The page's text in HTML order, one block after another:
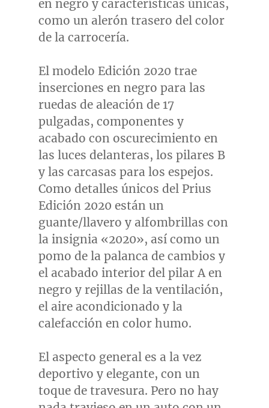
en negro y características únicas,
como un alerón trasero del color
de la carrocería.
El modelo Edición 2020 trae
inserciones en negro para las
ruedas de aleación de 17
pulgadas, componentes y
acabado con oscurecimiento en
las luces delanteras, los pilares B
y las carcasas para los espejos.
Como detalles únicos del Prius
Edición 2020 están un
guante/llavero y alfombrillas con
la insignia «2020», así como un
pomo de la palanca de cambios y
el acabado interior del pilar A en
negro y rejillas de la ventilación,
el aire acondicionado y la
calefacción en color humo.
El aspecto general es a la vez
deportivo y elegante, con un
toque de travesura. Pero no hay